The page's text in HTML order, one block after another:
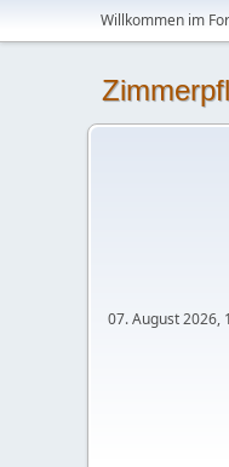
Willkommen im
07. August 2026,